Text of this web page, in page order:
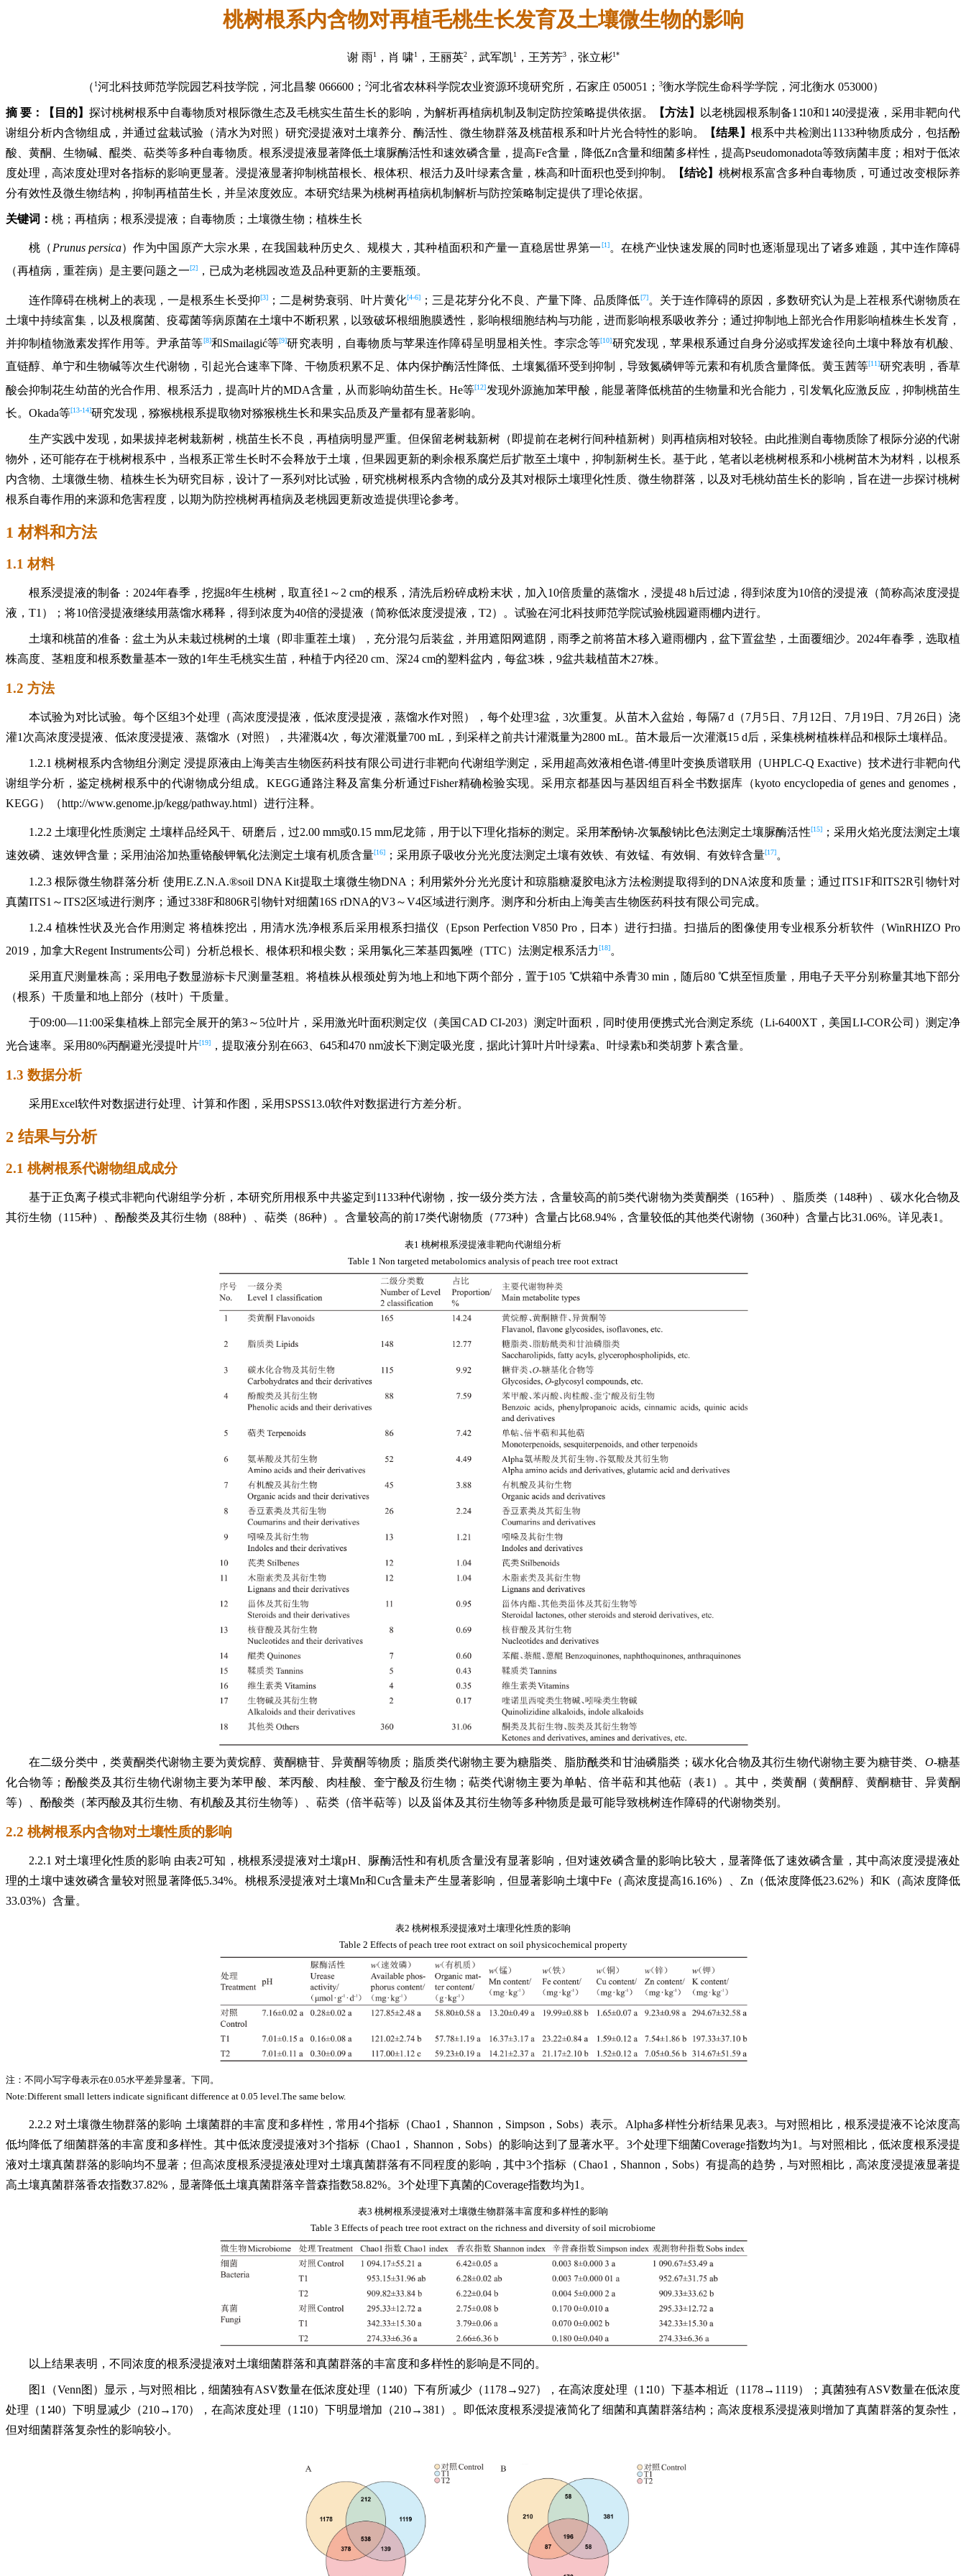
桃树根系内含物对再植毛桃生长发育及土壤微生物的影响
谢 雨1，肖 啸1，王丽英2，武军凯1，王芳芳3，张立彬1*
（ 1河北科技师范学院园艺科技学院，河北昌黎 066600； 2河北省农林科学院农业资源环境研究所，石家庄 050051； 3衡水学院生命科学学院，河北衡水 053000）
摘 要： 【目的】探讨桃树根系中自毒物质对根际微生态及毛桃实生苗生长的影响，为解析再植病机制及制定防控策略提供依据。 【方法】
以老桃园根系制备1∶10和1∶40浸提液，采用非靶向代
谢组分析内含物组成，并通过盆栽试验（清水为对照）研究浸提液对土壤养分、酶活性、微生物群落及桃苗根系和叶片光合特性的影响。
【结果】 根系中共检测出1133种物质成分，包括酚
酸、黄酮、生物碱、醌类、萜类等多种自毒物质。根系浸提液显著降低土壤脲酶活性和速效磷含量，提高Fe含量，降低Zn含量和细菌多样性，提高Pseudomonadota等致病菌丰度；相对于低浓
度处理，高浓度处理对各指标的影响更显著。浸提液显著抑制桃苗根长、根体积、根活力及叶绿素含量，株高和叶面积也受到抑制。
【结论】 桃树根系富含多种自毒物质，可通过改变根际养
分有效性及微生物结构，抑制再植苗生长，并呈浓度效应。本研究结果为桃树再植病机制解析与防控策略制定提供了理论依据。
关键词： 桃；再植病；根系浸提液；自毒物质；土壤微生物；植株生长
桃（ Prunus persica）作为中国原产大宗水果，在我国栽种历史久、规模大，其种植面积和产量一直稳居世界第一[1]。在桃产业快速发展的同时也逐渐显现出了诸多难题，其中连作障碍
（再植病，重茬病）是主要问题之一[2] ，已成为老桃园改造及品种更新的主要瓶颈。
连作障碍在桃树上的表现，一是根系生长受抑[3]；二是树势衰弱、叶片黄化[4-6]；三是花芽分化不良、产量下降、品质降低[7]。关于连作障碍的原因，多数研究认为是上茬根系代谢物质在
土壤中持续富集，以及根腐菌、疫霉菌等病原菌在土壤中不断积累，以致破坏根细胞膜透性，影响根细胞结构与功能，进而影响根系吸收养分；通过抑制地上部光合作用影响植株生长发育，
并抑制植物激素发挥作用等。尹承苗等[8]和Smailagić等[9]研究表明，自毒物质与苹果连作障碍呈明显相关性。李宗念等[10]研究发现，苹果根系通过自身分泌或挥发途径向土壤中释放有机酸、
直链醇、单宁和生物碱等次生代谢物，引起光合速率下降、干物质积累不足、体内保护酶活性降低、土壤氮循环受到抑制，导致氮磷钾等元素和有机质含量降低。黄玉茜等[11]研究表明，香草
酸会抑制花生幼苗的光合作用、根系活力，提高叶片的MDA含量，从而影响幼苗生长。He等[12]发现外源施加苯甲酸，能显著降低桃苗的生物量和光合能力，引发氧化应激反应，抑制桃苗生
长。Okada等[13-14]研究发现，猕猴桃根系提取物对猕猴桃生长和果实品质及产量都有显著影响。
生产实践中发现，如果拔掉老树栽新树，桃苗生长不良，再植病明显严重。但保留老树栽新树（即提前在老树行间种植新树）则再植病相对较轻。由此推测自毒物质除了根际分泌的代谢
物外，还可能存在于桃树根系中，当根系正常生长时不会释放于土壤，但果园更新的剩余根系腐烂后扩散至土壤中，抑制新树生长。基于此，笔者以老桃树根系和小桃树苗木为材料，以根系
内含物、土壤微生物、植株生长为研究目标，设计了一系列对比试验，研究桃树根系内含物的成分及其对根际土壤理化性质、微生物群落，以及对毛桃幼苗生长的影响，旨在进一步探讨桃树
根系自毒作用的来源和危害程度，以期为防控桃树再植病及老桃园更新改造提供理论参考。
1 材料和方法
1.1 材料
根系浸提液的制备：2024年春季，挖掘8年生桃树，取直径1～2 cm的根系，清洗后粉碎成粉末状，加入10倍质量的蒸馏水，浸提48 h后过滤，得到浓度为10倍的浸提液（简称高浓度浸提
液，T1）；将10倍浸提液继续用蒸馏水稀释，得到浓度为40倍的浸提液（简称低浓度浸提液，T2）。试验在河北科技师范学院试验桃园避雨棚内进行。
土壤和桃苗的准备：盆土为从未栽过桃树的土壤（即非重茬土壤），充分混匀后装盆，并用遮阳网遮阴，雨季之前将苗木移入避雨棚内，盆下置盆垫，土面覆细沙。2024年春季，选取植
株高度、茎粗度和根系数量基本一致的1年生毛桃实生苗，种植于内径20 cm、深24 cm的塑料盆内，每盆3株，9盆共栽植苗木27株。
1.2 方法
本试验为对比试验。每个区组3个处理（高浓度浸提液，低浓度浸提液，蒸馏水作对照），每个处理3盆，3次重复。从苗木入盆始，每隔7 d（7月5日、7月12日、7月19日、7月26日）浇
灌1次高浓度浸提液、低浓度浸提液、蒸馏水（对照），共灌溉4次，每次灌溉量700 mL，到采样之前共计灌溉量为2800 mL。苗木最后一次灌溉15 d后，采集桃树植株样品和根际土壤样品。
1.2.1 桃树根系内含物组分测定 浸提原液由上海美吉生物医药科技有限公司进行非靶向代谢组学测定，采用超高效液相色谱-傅里叶变换质谱联用（UHPLC-Q Exactive）技术进行非靶向代
谢组学分析，鉴定桃树根系中的代谢物成分组成。KEGG通路注释及富集分析通过Fisher精确检验实现。采用京都基因与基因组百科全书数据库（kyoto encyclopedia of genes and genomes，
KEGG）（http://www.genome.jp/kegg/pathway.html）进行注释。
1.2.2 土壤理化性质测定 土壤样品经风干、研磨后，过2.00 mm或0.15 mm尼龙筛，用于以下理化指标的测定。采用苯酚钠-次氯酸钠比色法测定土壤脲酶活性[15]；采用火焰光度法测定土壤
速效磷、速效钾含量；采用油浴加热重铬酸钾氧化法测定土壤有机质含量[16] ；采用原子吸收分光光度法测定土壤有效铁、有效锰、有效铜、有效锌含量[17]。
1.2.3 根际微生物群落分析 使用E.Z.N.A.®soil DNA Kit提取土壤微生物DNA；利用紫外分光光度计和琼脂糖凝胶电泳方法检测提取得到的DNA浓度和质量；通过ITS1F和ITS2R引物针对
真菌ITS1～ITS2区域进行测序；通过338F和806R引物针对细菌16S rDNA的V3～V4区域进行测序。测序和分析由上海美吉生物医药科技有限公司完成。
1.2.4 植株性状及光合作用测定 将植株挖出，用清水洗净根系后采用根系扫描仪（Epson Perfection V850 Pro，日本）进行扫描。扫描后的图像使用专业根系分析软件（WinRHIZO Pro
2019，加拿大Regent Instruments公司）分析总根长、根体积和根尖数；采用氯化三苯基四氮唑（TTC）法测定根系活力[18]。
采用直尺测量株高；采用电子数显游标卡尺测量茎粗。将植株从根颈处剪为地上和地下两个部分，置于105 ℃烘箱中杀青30 min，随后80 ℃烘至恒质量，用电子天平分别称量其地下部分
（根系）干质量和地上部分（枝叶）干质量。
于09:00—11:00采集植株上部完全展开的第3～5位叶片，采用激光叶面积测定仪（美国CAD CI-203）测定叶面积，同时使用便携式光合测定系统（Li-6400XT，美国LI-COR公司）测定净
光合速率。采用80%丙酮避光浸提叶片[19] ，提取液分别在663、645和470 nm波长下测定吸光度，据此计算叶片叶绿素a、叶绿素b和类胡萝卜素含量。
1.3 数据分析
采用Excel软件对数据进行处理、计算和作图，采用SPSS13.0软件对数据进行方差分析。
2 结果与分析
2.1 桃树根系代谢物组成成分
基于正负离子模式非靶向代谢组学分析，本研究所用根系中共鉴定到1133种代谢物，按一级分类方法，含量较高的前5类代谢物为类黄酮类（165种）、脂质类（148种）、碳水化合物及
其衍生物（115种）、酚酸类及其衍生物（88种）、萜类（86种）。含量较高的前17类代谢物质（773种）含量占比68.94%，含量较低的其他类代谢物（360种）含量占比31.06%。详见表1。
表1 桃树根系浸提液非靶向代谢组分析
Table 1 Non targeted metabolomics analysis of peach tree root extract
在二级分类中，类黄酮类代谢物主要为黄烷醇、黄酮糖苷、异黄酮等物质；脂质类代谢物主要为糖脂类、脂肪酰类和甘油磷脂类；碳水化合物及其衍生物代谢物主要为糖苷类、 O-糖基
化合物等；酚酸类及其衍生物代谢物主要为苯甲酸、苯丙酸、肉桂酸、奎宁酸及衍生物；萜类代谢物主要为单帖、倍半萜和其他萜（表1）。其中，类黄酮（黄酮醇、黄酮糖苷、异黄酮
等）、酚酸类（苯丙酸及其衍生物、有机酸及其衍生物等）、萜类（倍半萜等）以及甾体及其衍生物等多种物质是最可能导致桃树连作障碍的代谢物类别。
2.2 桃树根系内含物对土壤性质的影响
2.2.1 对土壤理化性质的影响 由表2可知，桃根系浸提液对土壤pH、脲酶活性和有机质含量没有显著影响，但对速效磷含量的影响比较大，显著降低了速效磷含量，其中高浓度浸提液处
理的土壤中速效磷含量较对照显著降低5.34%。桃根系浸提液对土壤Mn和Cu含量未产生显著影响，但显著影响土壤中Fe（高浓度提高16.16%）、Zn（低浓度降低23.62%）和K（高浓度降低
33.03%）含量。
表2 桃树根系浸提液对土壤理化性质的影响
Table 2 Effects of peach tree root extract on soil physicochemical property
注：不同小写字母表示在0.05水平差异显著。下同。
Note:Different small letters indicate significant difference at 0.05 level.The same below.
2.2.2 对土壤微生物群落的影响 土壤菌群的丰富度和多样性，常用4个指标（Chao1，Shannon，Simpson，Sobs）表示。Alpha多样性分析结果见表3。与对照相比，根系浸提液不论浓度高
低均降低了细菌群落的丰富度和多样性。其中低浓度浸提液对3个指标（Chao1，Shannon，Sobs）的影响达到了显著水平。3个处理下细菌Coverage指数均为1。与对照相比，低浓度根系浸提
液对土壤真菌群落的影响均不显著；但高浓度根系浸提液处理对土壤真菌群落有不同程度的影响，其中3个指标（Chao1，Shannon，Sobs）有提高的趋势，与对照相比，高浓度浸提液显著提
高土壤真菌群落香农指数37.82%，显著降低土壤真菌群落辛普森指数58.82%。3个处理下真菌的Coverage指数均为1。
表3 桃树根系浸提液对土壤微生物群落丰富度和多样性的影响
Table 3 Effects of peach tree root extract on the richness and diversity of soil microbiome
以上结果表明，不同浓度的根系浸提液对土壤细菌群落和真菌群落的丰富度和多样性的影响是不同的。
图1（Venn图）显示，与对照相比，细菌独有ASV数量在低浓度处理（1∶40）下有所减少（1178→927），在高浓度处理（1∶10）下基本相近（1178→1119）；真菌独有ASV数量在低浓度
处理（1∶40）下明显减少（210→170），在高浓度处理（1∶10）下明显增加（210→381）。即低浓度根系浸提液简化了细菌和真菌群落结构；高浓度根系浸提液则增加了真菌群落的复杂性，
但对细菌群落复杂性的影响较小。